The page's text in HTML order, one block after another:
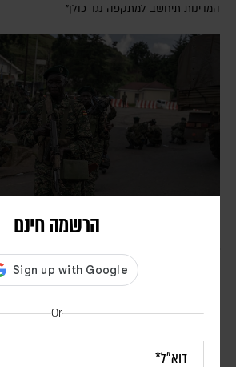
הרשמה חינם
Or
המדינות תיחשב למתקפה נגד כולן"
שליחת חיילים לרצועת עזה במסגרת
דורון פסקין
מספר החיילים ומועד פריסתם טרם פורסמו. הכוח
נפרס ברצועה, וממתין ליישום השלב השני